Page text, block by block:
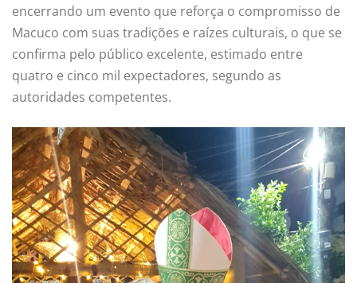
encerrando um evento que reforça o compromisso de
Macuco com suas tradições e raízes culturais, o que se
confirma pelo público excelente, estimado entre
quatro e cinco mil expectadores, segundo as
autoridades competentes.